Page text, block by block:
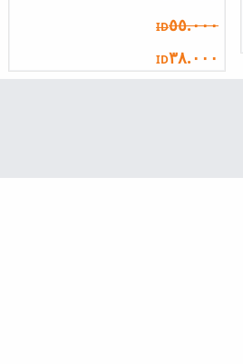
ID٥٥.٠٠٠
ID٣٨.٠٠٠